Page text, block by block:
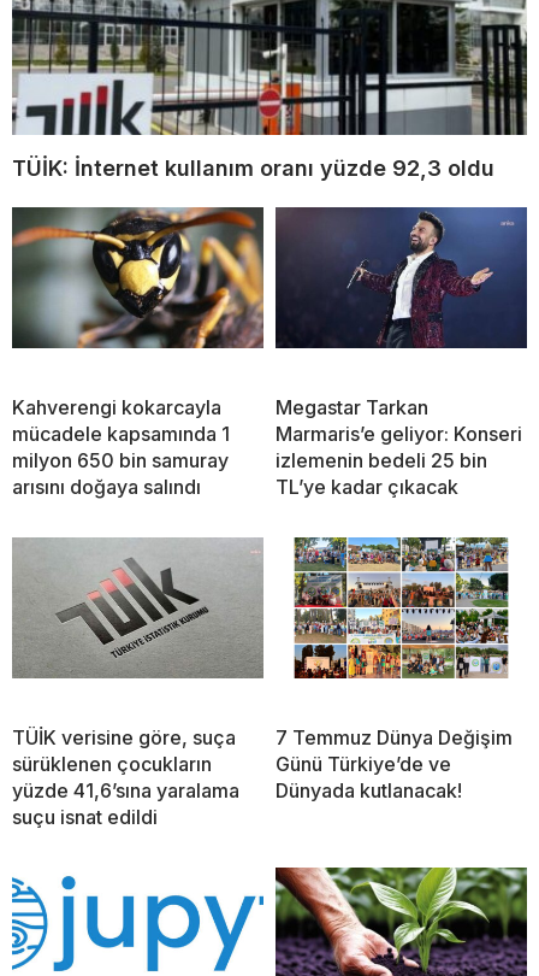
TÜİK: İnternet kullanım oranı yüzde 92,3 oldu
Kahverengi kokarcayla
mücadele kapsamında 1
milyon 650 bin samuray
arısını doğaya salındı
Megastar Tarkan
Marmaris’e geliyor: Konseri
izlemenin bedeli 25 bin
TL’ye kadar çıkacak
TÜİK verisine göre, suça
sürüklenen çocukların
yüzde 41,6’sına yaralama
suçu isnat edildi
7 Temmuz Dünya Değişim
Günü Türkiye’de ve
Dünyada kutlanacak!